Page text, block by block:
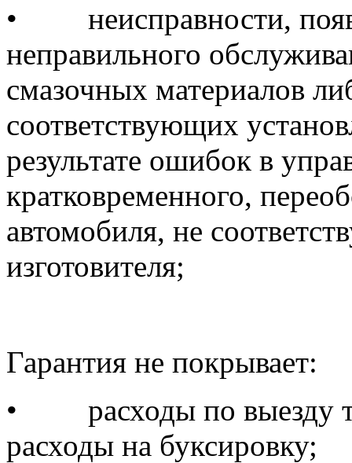
•
неисправности,
неправильного
смазочных материалов
соответствующих
результате ошибок в
кратковременного,
автомобиля, не
изготовителя;
Гарантия не покрывает:
•
расходы по выезду
расходы на буксировку;